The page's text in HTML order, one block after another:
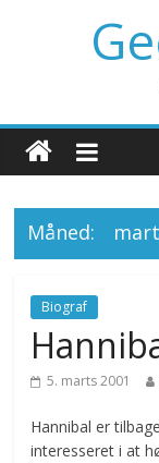
Måned:
Biograf
5. marts 2001
Hannibal er
interesseret i at